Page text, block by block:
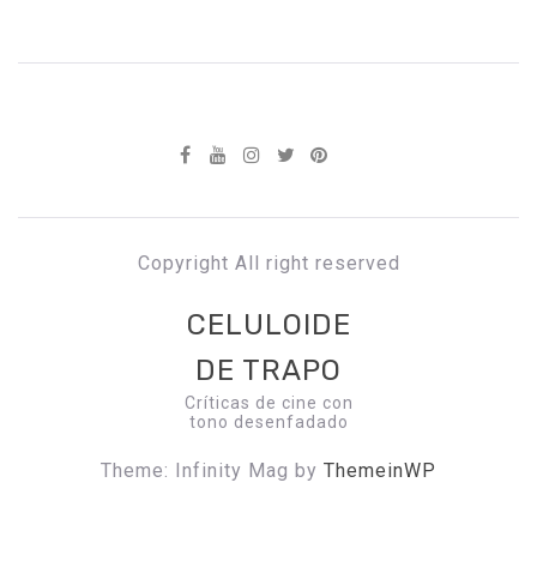
Copyright All right reserved
CELULOIDE
DE TRAPO
Críticas de cine con
tono desenfadado
Theme: Infinity Mag by ThemeinWP